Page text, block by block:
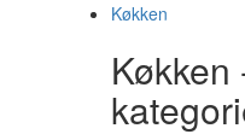
Køkken
Køkken